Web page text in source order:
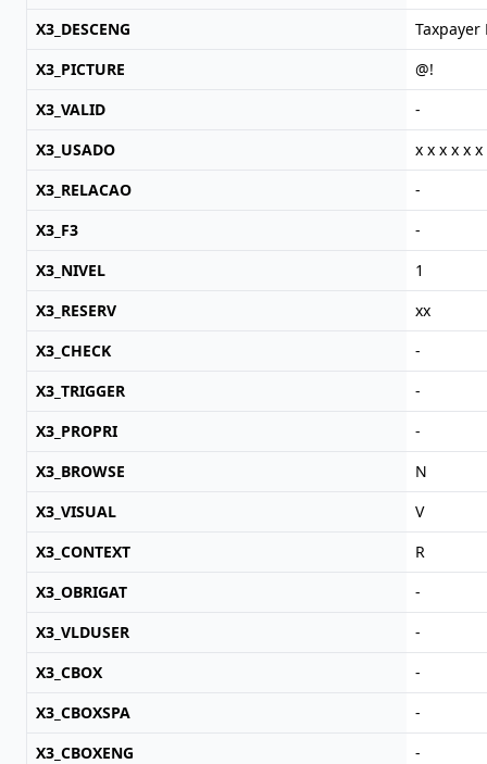
X3_DESCENG
Taxpayer
X3_PICTURE
@!
X3_VALID
-
X3_USADO
x x x x x
X3_RELACAO
-
X3_F3
-
X3_NIVEL
1
X3_RESERV
xx
X3_CHECK
-
X3_TRIGGER
-
X3_PROPRI
-
X3_BROWSE
N
X3_VISUAL
V
X3_CONTEXT
R
X3_OBRIGAT
-
X3_VLDUSER
-
X3_CBOX
-
X3_CBOXSPA
-
X3_CBOXENG
-